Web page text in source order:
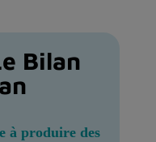
Bilan
à produire des